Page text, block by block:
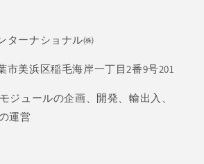
ターナショナル㈱
市美浜区稲毛海岸一丁目2番9号201
ジュールの企画、開発、輸出入、
運営